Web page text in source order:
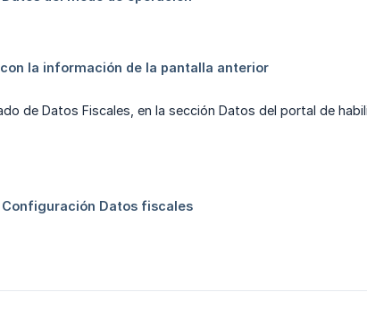
de Datos Fiscales, en la sección Datos del portal de